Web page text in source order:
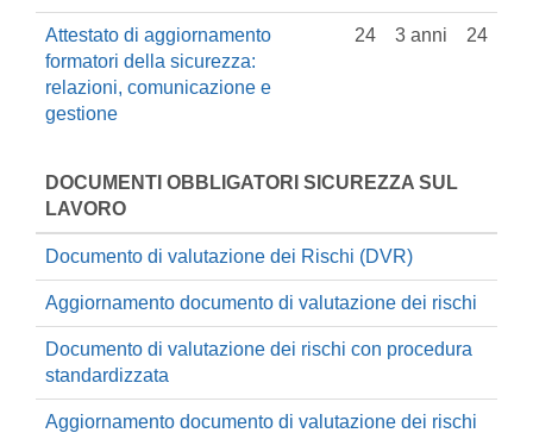
Attestato di aggiornamento
formatori della sicurezza:
relazioni, comunicazione e
gestione
24 3 anni 24
DOCUMENTI OBBLIGATORI SICUREZZA SUL
LAVORO
Documento di valutazione dei Rischi (DVR)
Aggiornamento documento di valutazione dei rischi
Documento di valutazione dei rischi con procedura
standardizzata
Aggiornamento documento di valutazione dei rischi